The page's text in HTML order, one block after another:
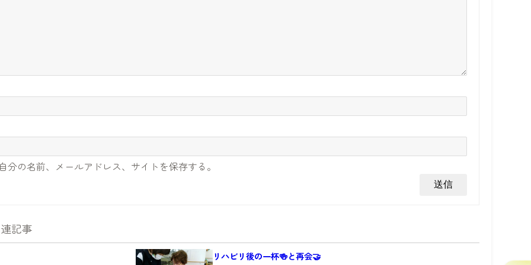
の名前、メールアドレス、サイトを保存する。
記事
リハビリ後の一杯🍻と再会🤝